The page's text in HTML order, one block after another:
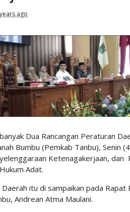
ago
Dua Rancangan Peraturan
Bumbu (Pemkab Tanbu), Senin
Ketenagakerjaan, dan
Adat.
itu di sampaikan pada Rapat
Andrean Atma Maulani.